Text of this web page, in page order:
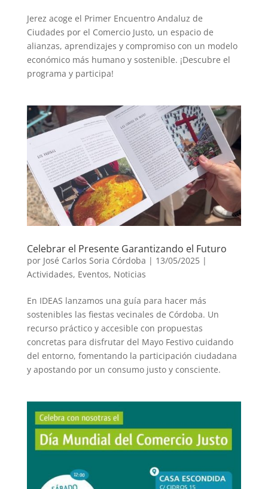
Jerez acoge el Primer Encuentro Andaluz de
Ciudades por el Comercio Justo, un espacio de
alianzas, aprendizajes y compromiso con un modelo
económico más humano y sostenible. ¡Descubre el
programa y participa!
Celebrar el Presente Garantizando el Futuro
por José Carlos Soria Córdoba | 13/05/2025 |
Actividades, Eventos, Noticias
En IDEAS lanzamos una guía para hacer más
sostenibles las fiestas vecinales de Córdoba. Un
recurso práctico y accesible con propuestas
concretas para disfrutar del Mayo Festivo cuidando
del entorno, fomentando la participación ciudadana
y apostando por un consumo justo y consciente.